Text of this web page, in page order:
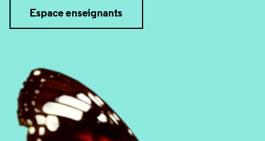
Espace enseignants